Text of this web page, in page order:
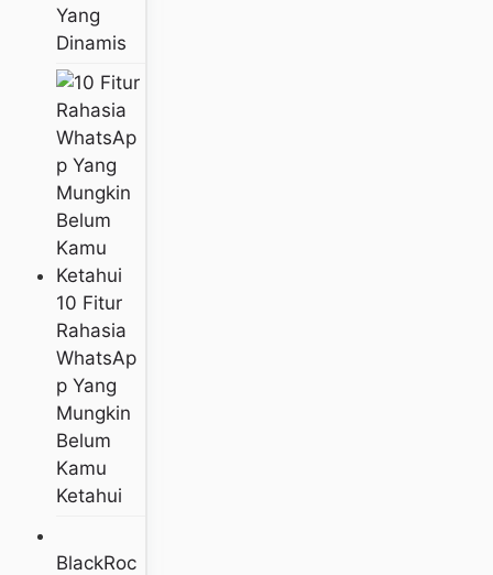
Yang
Dinamis
10 Fitur
Rahasia
WhatsAp
P Yang
Mungkin
Belum
Kamu
Ketahui
BlackRoc